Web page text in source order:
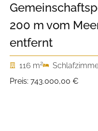
200 m vom
entfernt
116 m2
Preis: 743.000,00 €